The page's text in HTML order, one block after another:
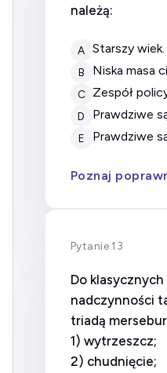
należą:
A starszy wiek.
B niska masa
C zespół
D prawdziwe
E prawdziwe
Poznaj
Pytanie 13
Do
nadczynności
triadą
1) wytrzeszcz;
2) chudnięcie;